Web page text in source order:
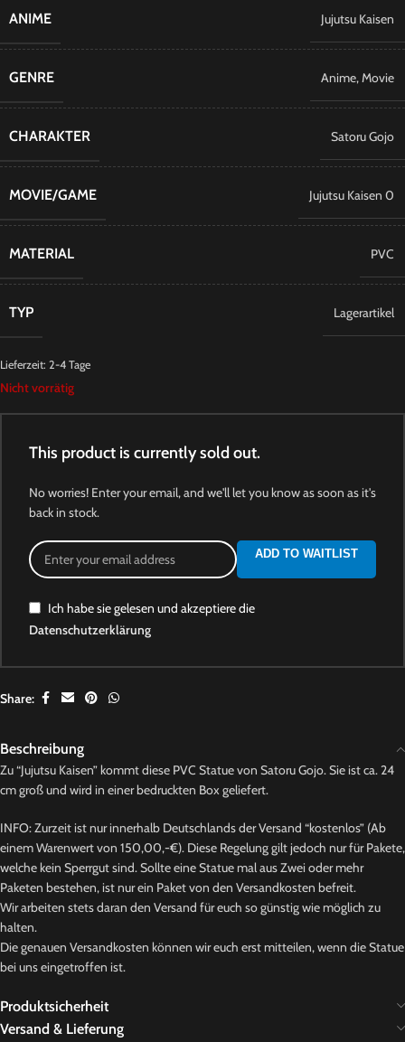
ANIME Jujutsu Kaisen
GENRE Anime,Movie
CHARAKTER Satoru Gojo
MOVIE/GAME Jujutsu Kaisen 0
MATERIAL PVC
TYP Lagerartikel
Lieferzeit: 2-4 Tage
Nicht vorrätig
This product is currently sold out.
No worries! Enter your email, and we'll let you know as soon as it's
back in stock.
ADD TO WAITLIST
Ich habe sie gelesen und akzeptiere die
Datenschutzerklärung
Share:
Beschreibung
Zu “Jujutsu Kaisen” kommt diese PVC Statue von Satoru Gojo. Sie ist ca. 24
cm groß und wird in einer bedruckten Box geliefert.
INFO: Zurzeit ist nur innerhalb Deutschlands der Versand “kostenlos” (Ab
einem Warenwert von 150,00,-€). Diese Regelung gilt jedoch nur für Pakete,
welche kein Sperrgut sind. Sollte eine Statue mal aus Zwei oder mehr
Paketen bestehen, ist nur ein Paket von den Versandkosten befreit.
Wir arbeiten stets daran den Versand für euch so günstig wie möglich zu
halten.
Die genauen Versandkosten können wir euch erst mitteilen, wenn die Statue
bei uns eingetroffen ist.
Produktsicherheit
Versand & Lieferung